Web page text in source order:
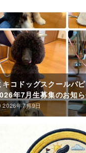
キコドッグスクールパ
年7月生募集のお知
2026年7月9日